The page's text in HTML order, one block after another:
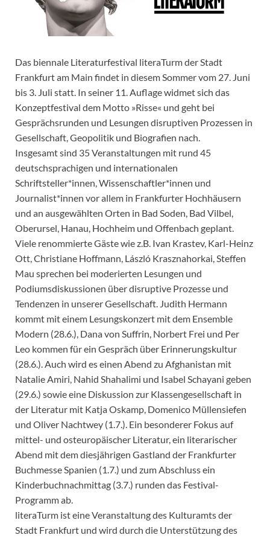
Das biennale Literaturfestival literaTurm der Stadt
Frankfurt am Main findet in diesem Sommer vom 27. Juni
bis 3. Juli statt. In seiner 11. Auflage widmet sich das
Konzeptfestival dem Motto »Risse« und geht bei
Gesprächsrunden und Lesungen disruptiven Prozessen in
Gesellschaft, Geopolitik und Biografien nach.
Insgesamt sind 35 Veranstaltungen mit rund 45
deutschsprachigen und internationalen
Schriftsteller*innen, Wissenschaftler*innen und
Journalist*innen vor allem in Frankfurter Hochhäusern
und an ausgewählten Orten in Bad Soden, Bad Vilbel,
Oberursel, Hanau, Hochheim und Offenbach geplant.
Viele renommierte Gäste wie z.B. Ivan Krastev, Karl-Heinz
Ott, Christiane Hoffmann, László Krasznahorkai, Steffen
Mau sprechen bei moderierten Lesungen und
Podiumsdiskussionen über disruptive Prozesse und
Tendenzen in unserer Gesellschaft. Judith Hermann
kommt mit einem Lesungskonzert mit dem Ensemble
Modern (28.6.), Dana von Suffrin, Norbert Frei und Per
Leo kommen für ein Gespräch über Erinnerungskultur
(28.6.). Auch wird es einen Abend zu Afghanistan mit
Natalie Amiri, Nahid Shahalimi und Isabel Schayani geben
(29.6.) sowie eine Diskussion zur Klassengesellschaft in
der Literatur mit Katja Oskamp, Domenico Müllensiefen
und Oliver Nachtwey (1.7.). Ein besonderer Fokus auf
mittel- und osteuropäischer Literatur, ein literarischer
Abend mit dem diesjährigen Gastland der Frankfurter
Buchmesse Spanien (1.7.) und zum Abschluss ein
Kinderbuchnachmittag (3.7.) runden das Festival-
Programm ab.
literaTurm ist eine Veranstaltung des Kulturamts der
Stadt Frankfurt und wird durch die Unterstützung des